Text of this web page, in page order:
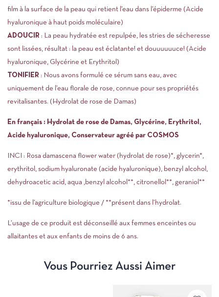
film à la surface de la peau qui retient l’eau dans l’épiderme (Acide
hyaluronique à haut poids moléculaire)
ADOUCIR : La peau hydratée est repulpée, les stries de sécheresse
sont lissées, résultat : la peau est éclatante! et douuuuuuce! (Acide
hyaluronique, Glycérine et Erythritol)
TONIFIER : Nous avons formulé ce sérum sans eau, avec
uniquement de l’eau florale de rose, connue pour ses propriétés
revitalisantes. (Hydrolat de rose de Damas)
En français : Hydrolat de rose de Damas, Glycérine, Erythritol,
Acide hyaluronique, Conservateur agréé par COSMOS
INCI : Rosa damascena flower water (hydrolat de rose)*, glycerin*,
erythritol, sodium hyaluronate (acide hyaluronique), benzyl alcohol,
dehydroacetic acid, aqua ,benzyl alcohol**, citronellol**, geraniol**
*issu de l’agriculture biologique / **présent dans l’hydrolat.
L’usage de ce produit est déconseillé aux femmes enceintes ou
allaitantes et aux enfants de moins de 6 ans.
Vous Pourriez Aussi Aimer